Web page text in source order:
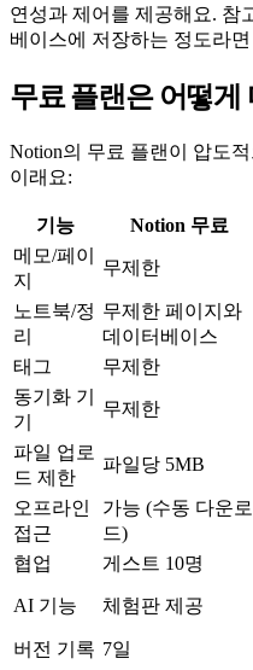
연성과 제어를 제공해요. 참
베이스에 저장하는 정도라
무료 플랜은 어떻게
Notion의 무료 플랜이 압도
이래요:
기능 Notion 무료
메모/페이
지
무제한
노트북/정
리
무제한 페이지와
데이터베이스
태그 무제한
동기화 기
기
무제한
파일 업로
드 제한
파일당 5MB
오프라인
접근
가능 (수동 다운로
드)
협업 게스트 10명
AI 기능 체험판 제공
버전 기록 7일